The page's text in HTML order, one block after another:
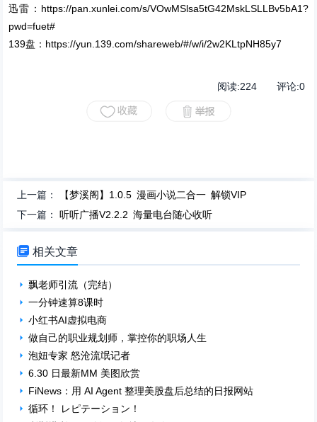
迅雷：https://pan.xunlei.com/s/VOwMSlsa5tG42MskLSLLBv5bA1?
pwd=fuet#
139盘：https://yun.139.com/shareweb/#/w/i/2w2KLtpNH85y7
阅读:224评论:0
上一篇：
【梦溪阁】1.0.5 漫画小说二合一 解锁VIP
下一篇：听听广播V2.2.2 海量电台随心收听
 相关文章
飘老师引流（完结）
一分钟速算8课时
小红书AI虚拟电商
做自己的职业规划师，掌控你的职场人生
泡妞专家 怒沧流氓记者
6.30 日最新MM 美图欣赏
FiNews：用 AI Agent 整理美股盘后总结的日报网站
循环！ レピテーション！